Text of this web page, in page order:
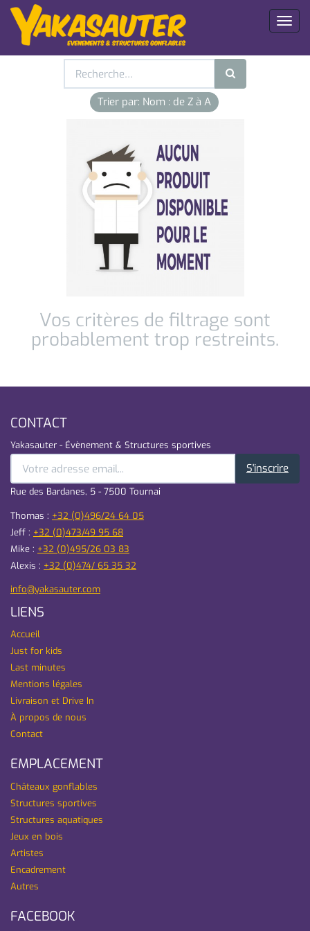
Toggle
Trier par: Nom : de Z à A
Vos critères de filtrage sont
probablement trop restreints.
CONTACT
Yakasauter - Évènement & Structures sportives
S'inscrire
Rue des Bardanes, 5 - 7500 Tournai
Thomas : +32 (0)496/24 64 05
Jeff : +32 (0)473/49 95 68
Mike : +32 (0)495/26 03 83
Alexis : +32 (0)474/ 65 35 32
info@yakasauter.com
LIENS
Accueil
Just for kids
Last minutes
Mentions légales
Livraison et Drive In
À propos de nous
Contact
EMPLACEMENT
Châteaux gonflables
Structures sportives
Structures aquatiques
Jeux en bois
Artistes
Encadrement
Autres
FACEBOOK